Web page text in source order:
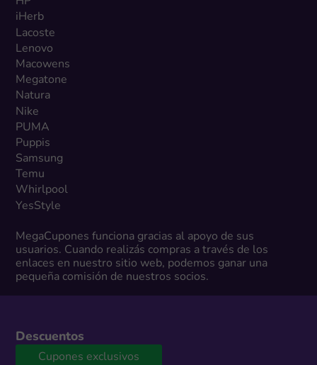
iHerb
Lacoste
Lenovo
Macowens
Megatone
Natura
Nike
PUMA
Puppis
Samsung
Temu
Whirlpool
YesStyle
MegaCupones funciona gracias al apoyo de sus
usuarios. Cuando realizás compras a través de los
enlaces en nuestro sitio web, podemos ganar una
pequeña comisión de nuestros socios.
Descuentos
Cupones exclusivos